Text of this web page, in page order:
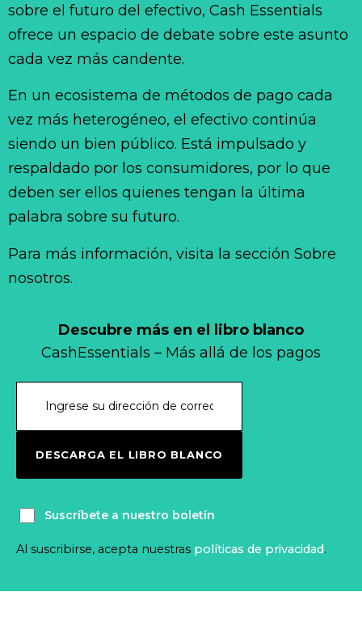
Descubre más en el libro blanco
CashEssentials – Más allá de los pagos
DESCARGA EL LIBRO BLANCO
Suscríbete a nuestro boletín
Al suscribirse, acepta nuestras políticas de privacidad.
sobre el futuro del efectivo, Cash Essentials
ofrece un espacio de debate sobre este asunto
cada vez más candente.
En un ecosistema de métodos de pago cada
vez más heterogéneo, el efectivo continúa
siendo un bien público. Está impulsado y
respaldado por los consumidores, por lo que
deben ser ellos quienes tengan la última
palabra sobre su futuro.
Para más información, visita la sección Sobre
nosotros.